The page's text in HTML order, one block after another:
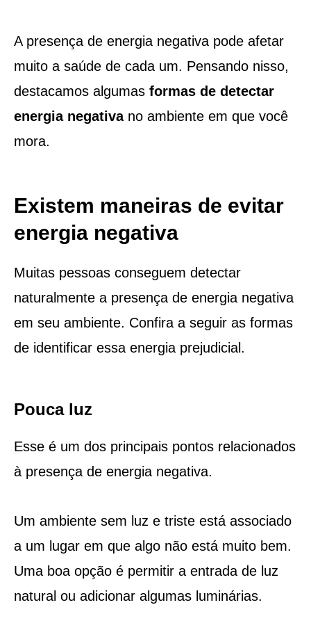
A presença de energia negativa pode afetar
muito a saúde de cada um. Pensando nisso,
destacamos algumas formas de detectar
energia negativa no ambiente em que você
mora.
Existem maneiras de evitar
energia negativa
Muitas pessoas conseguem detectar
naturalmente a presença de energia negativa
em seu ambiente. Confira a seguir as formas
de identificar essa energia prejudicial.
Pouca luz
Esse é um dos principais pontos relacionados
à presença de energia negativa.
Um ambiente sem luz e triste está associado
a um lugar em que algo não está muito bem.
Uma boa opção é permitir a entrada de luz
natural ou adicionar algumas luminárias.